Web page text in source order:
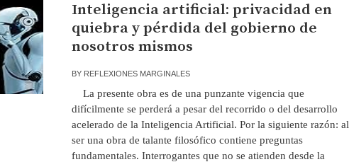
Inteligencia artificial: privacidad en
quiebra y pérdida del gobierno de
nosotros mismos
BY REFLEXIONES MARGINALES
La presente obra es de una punzante vigencia que
difícilmente se perderá a pesar del recorrido o del desarrollo
acelerado de la Inteligencia Artificial. Por la siguiente razón: al
ser una obra de talante filosófico contiene preguntas
fundamentales. Interrogantes que no se atienden desde la